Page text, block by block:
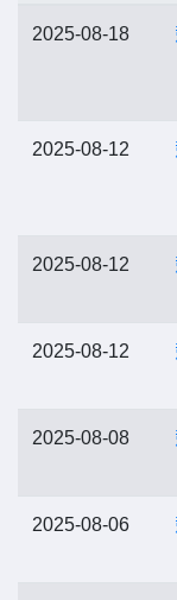
2025-08-18
2025-08-12
2025-08-12
2025-08-12
2025-08-08
2025-08-06